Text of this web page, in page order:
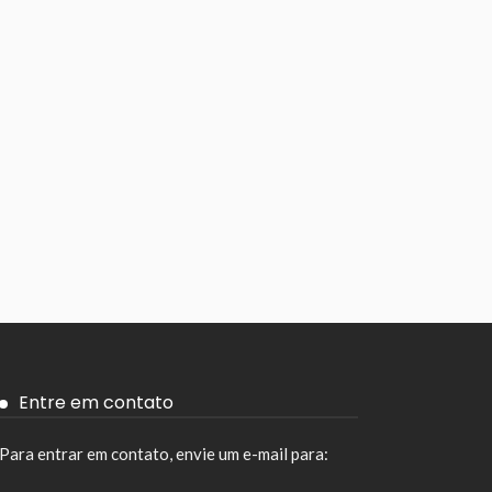
Entre em contato
Para entrar em contato, envie um e-mail para: